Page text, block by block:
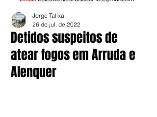
Detidos suspeitos de
atear fogos em Arruda e
Alenquer
Jorge Talixa
26 de jul. de 2022